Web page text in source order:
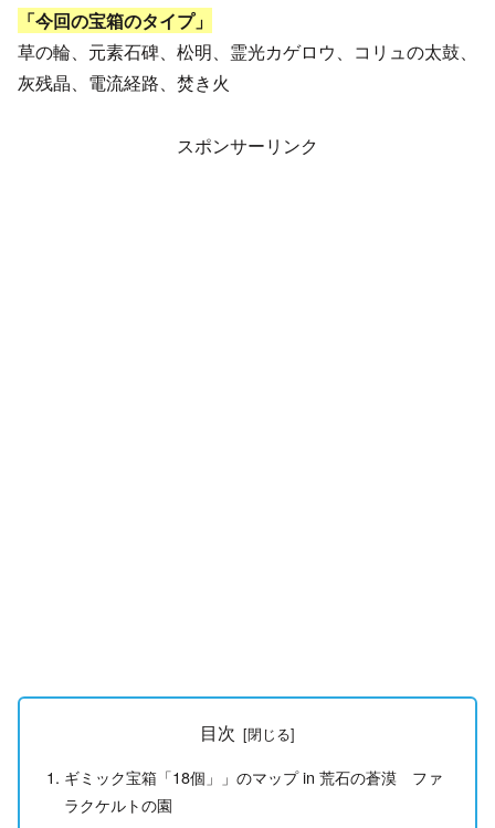
「今回の宝箱のタイプ」
草の輪、元素石碑、松明、霊光カゲロウ、コリュの太鼓、
灰残晶、電流経路、焚き火
スポンサーリンク
目次
ギミック宝箱「18個」」のマップ in 荒石の蒼漠 ファ
ラクケルトの園